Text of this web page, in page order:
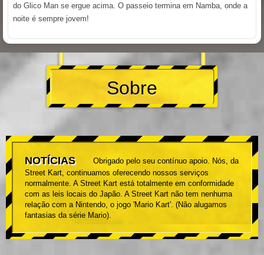
do Glico Man se ergue acima. O passeio termina em Namba, onde a
noite é sempre jovem!
Sobre
NOTÍCIAS
Obrigado pelo seu contínuo apoio. Nós, da
Street Kart, continuamos oferecendo nossos serviços
normalmente. A Street Kart está totalmente em conformidade
com as leis locais do Japão. A Street Kart não tem nenhuma
relação com a Nintendo, o jogo 'Mario Kart'. (Não alugamos
fantasias da série Mario).